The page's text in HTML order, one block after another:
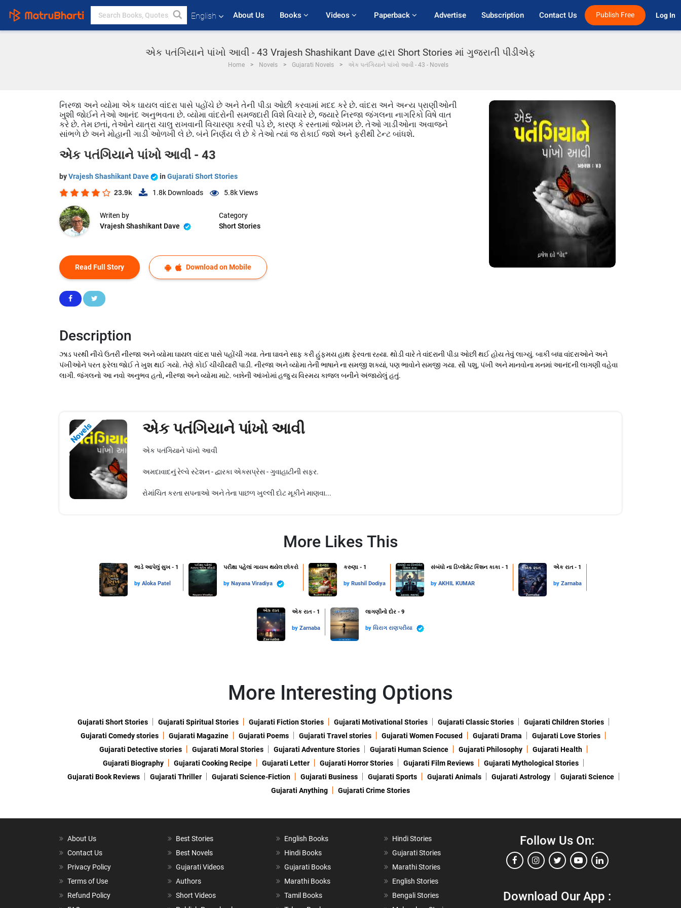
English About Us Books Videos Paperback Advertise Subscription Contact Us Publish Free Log In
એક પતંગિયાને પાંખો આવી - 43 Vrajesh Shashikant Dave દ્વારા Short Stories માં ગુજરાતી પીડીએફ
Home Novels Gujarati Novels એક પતંગિયાને પાંખો આવી - 43 - Novels
નિરજા અને વ્યોમા એક ઘાયલ વાંદરા પાસે પહોંચે છે અને તેની પીડા ઓછી કરવામાં મદદ કરે છે. વાંદરા અને અન્ય પ્રાણીઓની
ખુશી જોઈને તેઓ આનંદ અનુભવતા છે. વ્યોમા વાંદરોની સમજદારી વિશે વિચારે છે, જ્યારે નિરજા જંગલના નાગરિકો વિષે વાત
કરે છે. તેમ છતાં, તેઓને યાત્રા ચાલુ રાખવાની વિચારણા કરવી પડે છે, કારણ કે રસ્તામાં જોખમ છે. તેઓ ગાડીઓના અવાજને
સાંભળે છે અને મોહાની ગાડી ઓળખી લે છે. બંને નિર્ણય લે છે કે તેઓ ત્યાં જ રોકાઈ જશે અને ફરીથી ટેન્ટ બાંધશે.
એક પતંગિયાને પાંખો આવી - 43
byVrajesh Shashikant Dave in Gujarati Short Stories
23.9k 1.8k Downloads 5.8kViews
Writen by
Vrajesh Shashikant Dave
Category
Short Stories
Read Full Story Download on Mobile
Description
ઝાડ પરથી નીચે ઉતરી નીરજા અને વ્યોમા ઘાયલ વાંદરા પાસે પહોંચી ગયા. તેના ઘાવને સાફ કરી હુંફમય હાથ ફેરવતા રહ્યા. થોડી વારે તે વાંદરાની પીડા ઓછી થઈ હોય તેવું લાગ્યું. બાકી બધા વાંદરાઓને અને
પંખીઓને પરત ફરેલા જોઈ તે ખુશ થઈ ગયો. તેણે કોઈ ચીચીયારી પાડી. નીરજા અને વ્યોમા તેની ભાષાને ના સમજી શક્યાં, પણ ભાવોને સમજી ગયા. સૌ પશુ, પંખી અને માનવોના મનમાં આનંદની લાગણી વહેવા
લાગી. જંગલનો આ નવો અનુભવ હતો, નીરજા અને વ્યોમા માટે. બન્નેની આંખોમાં હજુ ય વિસ્મય કાજલ બનીને અંજાયેલું હતું.
Novels એક પતંગિયાને પાંખો આવી
એક પતંગિયાને પાંખો આવી
અમદાવાદનું રેલ્વે સ્ટેશન - દ્વારકા એક્સપ્રેસ - ગુવાહાટીની સફર.
રોમાંચિત કરતા સપનાઓ અને તેના પાછળ ખુલ્લી દોટ મૂકીને માણવા...
More Likes This
ભાડે આપેલું સુખ - 1
by Aloka Patel
પરીક્ષા પહેલાં ગાયબ થયેલ છોકરો
by Nayana Viradiya
કરુણા - 1
by Rushil Dodiya
સંબંધો ના ડિપ્લોમેટ કિશન કાકા - 1
by AKHIL KUMAR
એક રાત - 1
by Zarnaba
એક રાત - 1
by Zarnaba
લાગણીનો દોર - 9
by ચિરાગ રાણપરીયા
More Interesting Options
Gujarati Short Stories Gujarati Spiritual Stories Gujarati Fiction Stories Gujarati Motivational Stories Gujarati Classic Stories
Gujarati Children Stories
Gujarati Comedy stories
Gujarati Magazine Gujarati Poems Gujarati Travel stories Gujarati Women Focused Gujarati Drama
Gujarati Love Stories
Gujarati Detective stories
Gujarati Moral Stories Gujarati Adventure Stories Gujarati Human Science Gujarati Philosophy
Gujarati Health
Gujarati Biography
Gujarati Cooking Recipe Gujarati Letter Gujarati Horror Stories Gujarati Film Reviews
Gujarati Mythological Stories
Gujarati Book Reviews
Gujarati Thriller Gujarati Science-Fiction Gujarati Business Gujarati Sports Gujarati Animals Gujarati Astrology
Gujarati Science
Gujarati Anything
Gujarati Crime Stories
About Us
Contact Us
Privacy Policy
Terms of Use
Refund Policy
Best Stories
Best Novels
Gujarati Videos
Authors
Short Videos
English Books
Hindi Books
Gujarati Books
Marathi Books
Tamil Books
Hindi Stories
Gujarati Stories
Marathi Stories
English Stories
Bengali Stories
Follow Us On:
Download Our App :